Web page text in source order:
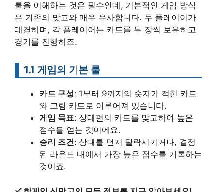
룰을 이해하는 것은 필수인데, 기본적인 게임 방식
은 기존의 맞고와 매우 유사합니다. 두 플레이어가
대결하며, 각 플레이어는 카드를 두 장씩 보유하고
경기를 진행하죠.
1.1 게임의 기본 룰
카드 구성: 1부터 9까지의 숫자가 적힌 카드
와 그림 카드로 이루어져 있습니다.
게임 목표: 상대편의 카드를 맞고하여 높은
점수를 얻는 것이에요.
승리 조건: 상대를 먼저 탈락시키거나, 결정
된 라운드 내에서 가장 높은 점수를 기록하는
것이죠.